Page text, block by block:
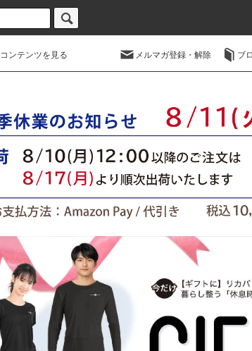
コンテンツを見る メルマガ登録・解除 ブ